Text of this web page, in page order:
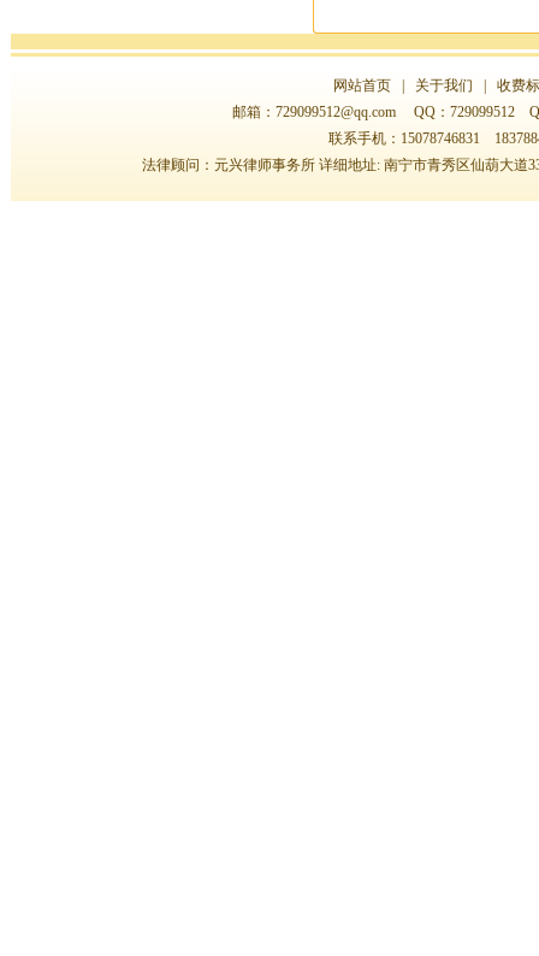
网站首页 关于我们
收费
邮箱： 729099512@qq.comQQ：729099512
联系手机：15078746831
法律顾问：元兴律师事务所 详细地址: 南宁市青秀区仙葫大道